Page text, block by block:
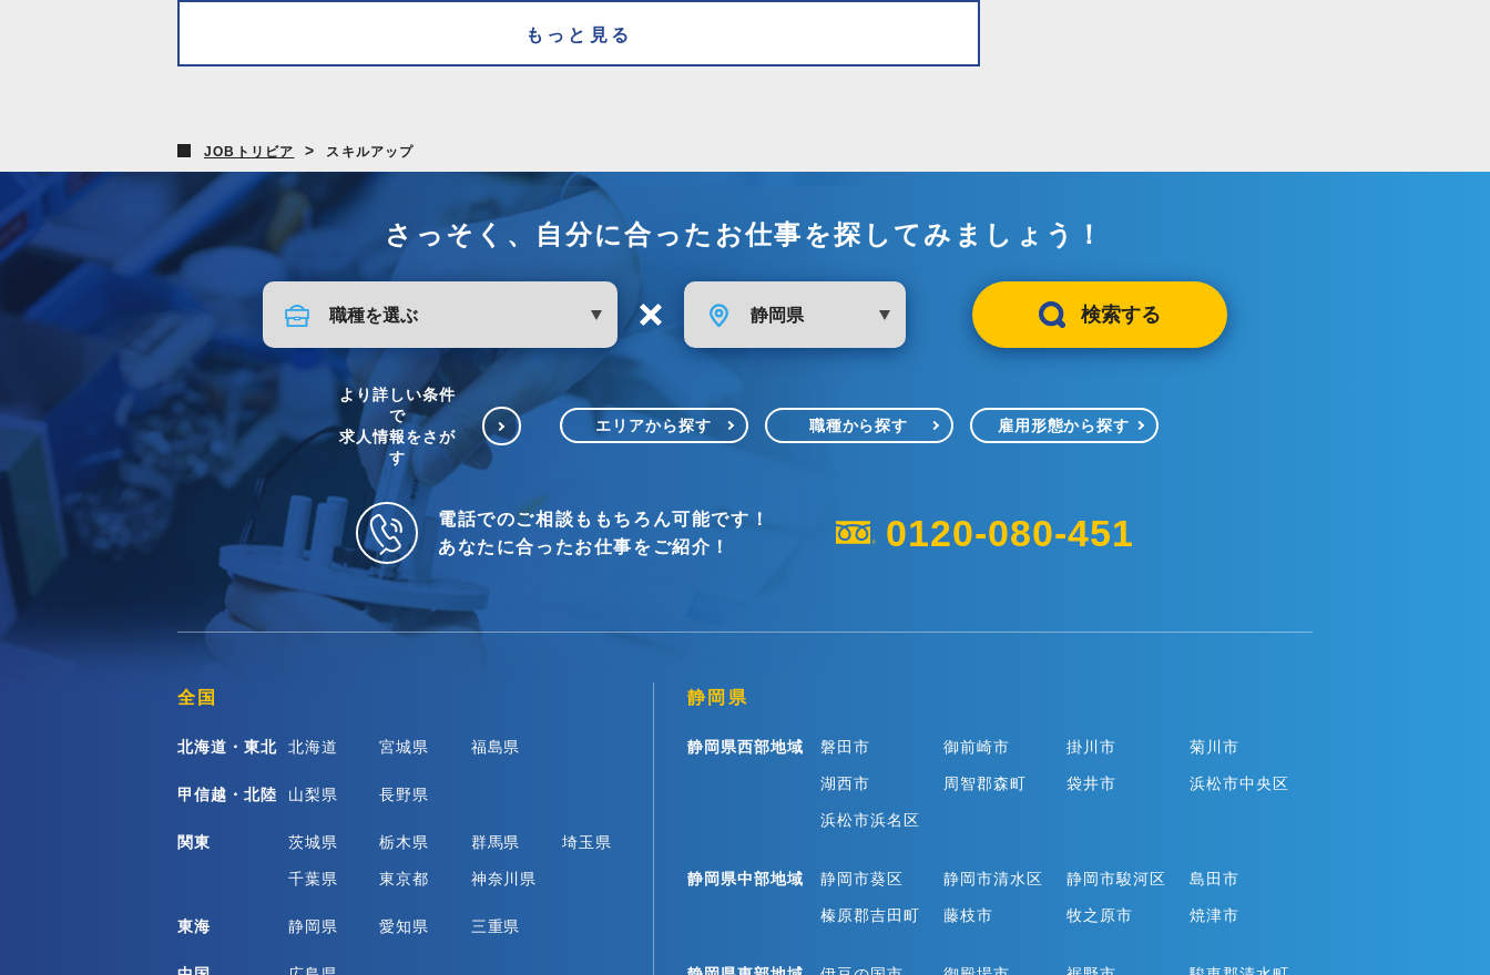
もっと見る
JOBトリビア > スキルアップ
さっそく、自分に合ったお仕事を探してみましょう！
検索する
より詳しい条件
で
求人情報をさが
す
エリアから探す 職種から探す 雇用形態から探す
電話でのご相談ももちろん可能です！
あなたに合ったお仕事をご紹介！
0120-080-451
全国
北海道・東北 北海道 宮城県 福島県
甲信越・北陸 山梨県 長野県
関東 茨城県 栃木県 群馬県 埼玉県
千葉県 東京都 神奈川県
東海 静岡県 愛知県 三重県
静岡県
静岡県西部地域 磐田市 御前崎市 掛川市 菊川市
湖西市 周智郡森町 袋井市 浜松市中央区
浜松市浜名区
静岡県中部地域 静岡市葵区 静岡市清水区 静岡市駿河区 島田市
榛原郡吉田町 藤枝市 牧之原市 焼津市